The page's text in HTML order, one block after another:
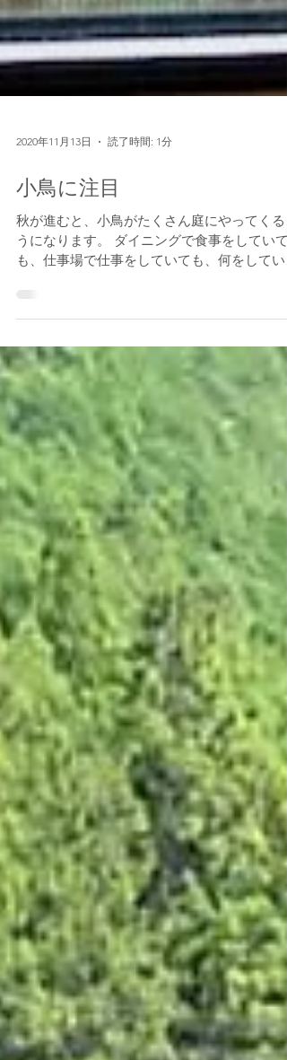
2020年11月13日 読了時間: 1分
小鳥に注目
秋が進むと、小鳥がたくさん庭にやってくる
て注目してしまう。 餌を探してキョロキョロ
る姿、見つけてついばむ姿、枝から枝へ飛び
る姿・・・全部が魅了...